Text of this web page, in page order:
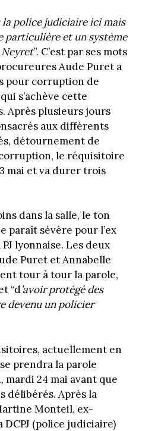
la police judiciaire ici mais
particulière et un système
”. C’est par ses mots
Aude Puret a
pour corruption de
s’achève cette
Après plusieurs jours
aux différents
détournement de
le réquisitoire
mai et va durer trois
dans la salle, le ton
paraît sévère pour l’ex
lyonnaise. Les deux
Puret et Annabelle
tour à tour la parole,
“d’avoir protégé des
devenu un policier
actuellement en
prendra la parole
mardi 24 mai avant que
délibérés. Après la
Monteil, ex-
(police judiciaire)